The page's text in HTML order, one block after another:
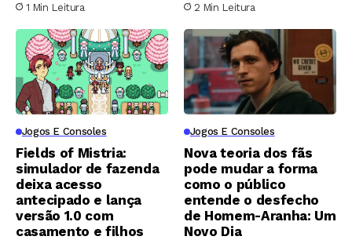
1 Min Leitura 2 Min Leitura
Jogos E Consoles
Fields of Mistria:
simulador de fazenda
deixa acesso
antecipado e lança
versão 1.0 com
casamento e filhos
Jogos E Consoles
Nova teoria dos fãs
pode mudar a forma
como o público
entende o desfecho
de Homem-Aranha: Um
Novo Dia